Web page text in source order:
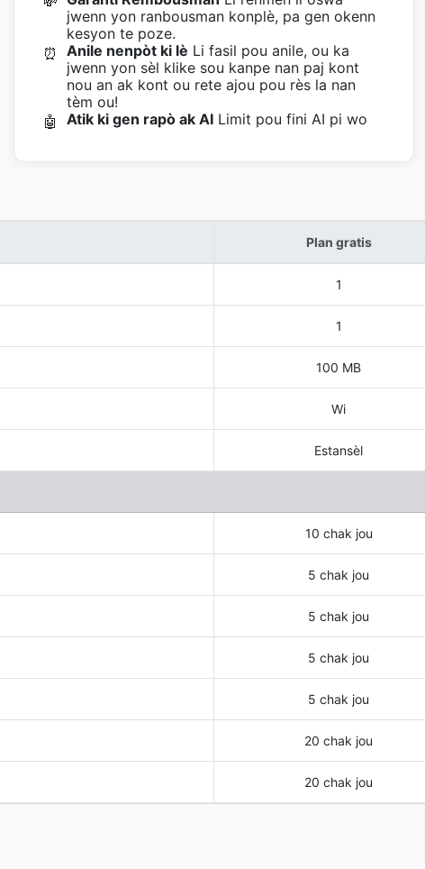
jwenn yon ranbousman konplè, pa gen okenn
kesyon te poze.
⏰
Anile nenpòt ki lè Li fasil pou anile, ou ka
jwenn yon sèl klike sou kanpe nan paj kont
nou an ak kont ou rete ajou pou rès la nan
tèm ou!
🤖
Atik ki gen rapò ak AILimit pou fini AI pi wo
Plan gratis
1
1
100 MB
Wi
Estansèl
10 chak jou
5 chak jou
5 chak jou
5 chak jou
5 chak jou
20 chak jou
20 chak jou